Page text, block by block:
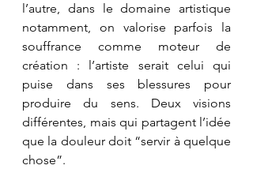
l’autre, dans le domaine artistique
notamment, on valorise parfois la
souffrance comme moteur de
création : l’artiste serait celui qui
puise dans ses blessures pour
produire du sens. Deux visions
différentes, mais qui partagent l’idée
que la douleur doit “servir à quelque
chose”.